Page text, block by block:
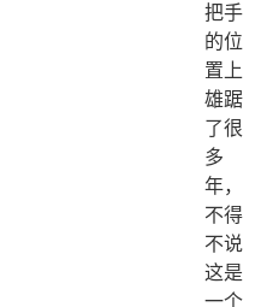
把手
的位
置上
雄踞
了很
多
年，
不得
不说
这是
一个